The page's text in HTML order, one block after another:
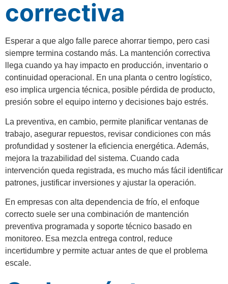
correctiva
Esperar a que algo falle parece ahorrar tiempo, pero casi
siempre termina costando más. La mantención correctiva
llega cuando ya hay impacto en producción, inventario o
continuidad operacional. En una planta o centro logístico,
eso implica urgencia técnica, posible pérdida de producto,
presión sobre el equipo interno y decisiones bajo estrés.
La preventiva, en cambio, permite planificar ventanas de
trabajo, asegurar repuestos, revisar condiciones con más
profundidad y sostener la eficiencia energética. Además,
mejora la trazabilidad del sistema. Cuando cada
intervención queda registrada, es mucho más fácil identificar
patrones, justificar inversiones y ajustar la operación.
En empresas con alta dependencia de frío, el enfoque
correcto suele ser una combinación de mantención
preventiva programada y soporte técnico basado en
monitoreo. Esa mezcla entrega control, reduce
incertidumbre y permite actuar antes de que el problema
escale.